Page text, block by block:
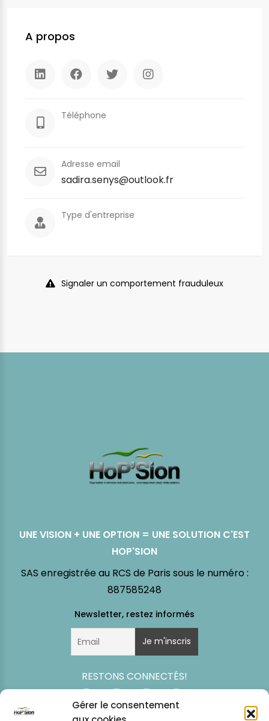
Gérer le consentement
A propos
Téléphone
Adresse email
sadira.senys@outlook.fr
Type d'entreprise
Signaler un comportement frauduleux
UNE VISION + UNE OPTION = UNE SOLUTION C'EST
HOP'SION
SAS enregistrée au RCS de Paris sous le numéro :
887585248
RESTONS CONNECTÉS!